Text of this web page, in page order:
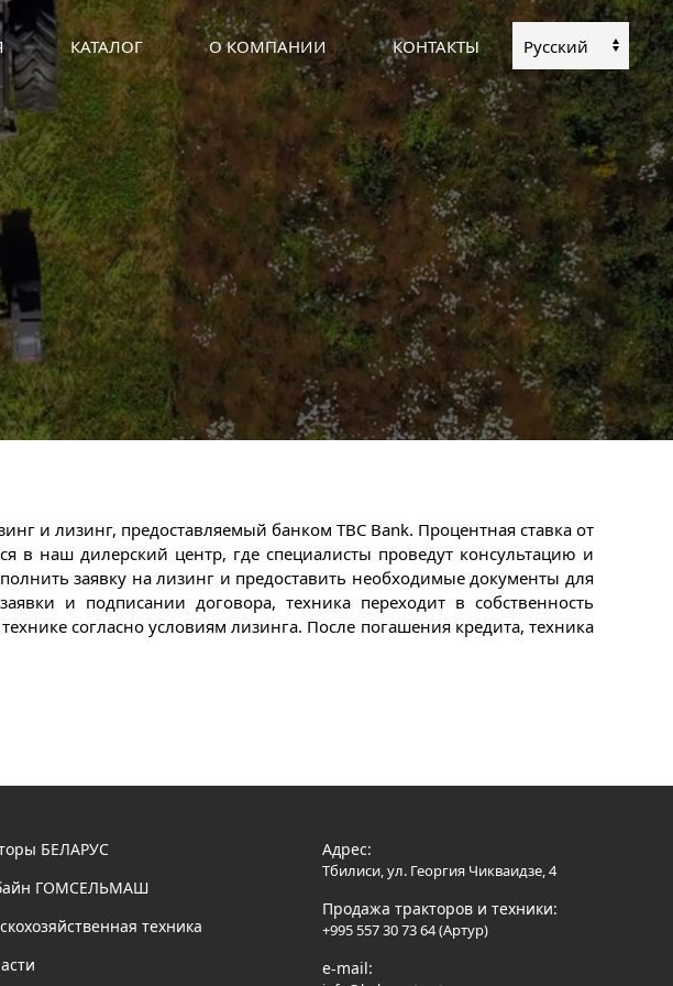
КАТАЛОГ О КОМПАНИИ КОНТАКТЫ
Выбрать
язык
и лизинг, предоставляемый банком TBC Bank. Процентная ставка от
в наш дилерский центр, где специалисты проведут консультацию и
заявку на лизинг и предоставить необходимые документы для
и подписании договора, техника переходит в собственность
согласно условиям лизинга. После погашения кредита, техника
БЕЛАРУС
ГОМСЕЛЬМАШ
техника
Адрес:
Тбилиси, ул. Георгия Чикваидзе, 4
Продажа тракторов и техники:
+995 557 30 73 64 (Артур)
e-mail: